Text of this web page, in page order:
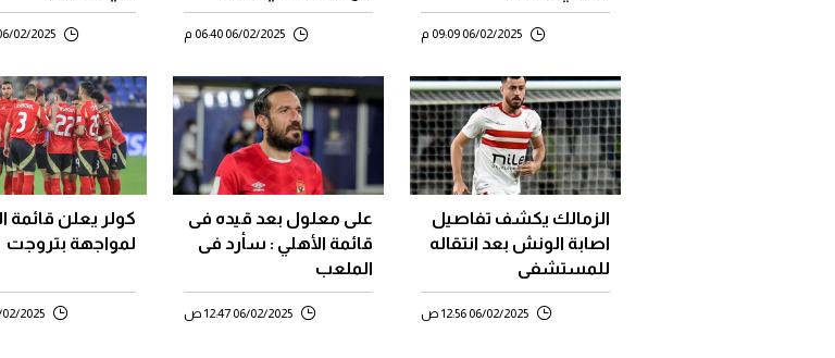
06/02/2025 09:09 م
عكس الزمالك
06/02/2025 06:40 م 06/02/2025 10:04
الزمالك يكشف تفاصيل
اصابة الونش بعد انتقاله
للمستشفى
06/02/2025 12:56 ص
على معلول بعد قيده فى
قائمة الأهلي : سأرد فى
الملعب
06/02/2025 12:47 ص
كولر يعلن قائمة
لمواجهة بتروجت
05/02/2025